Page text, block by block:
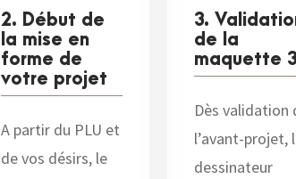
2. Début de
la mise en
forme de
votre projet
A partir du PLU et
de vos désirs, le
3.
de la
maquette
Dès validation
l’avant-projet,
dessinateur